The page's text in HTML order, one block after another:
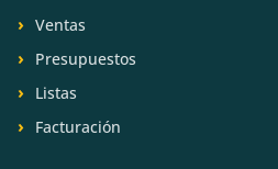
Ventas
Presupuestos
Listas
Facturación